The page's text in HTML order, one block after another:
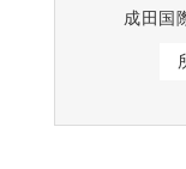
成田国